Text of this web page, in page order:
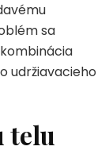
sa
udržiavacieho
telu